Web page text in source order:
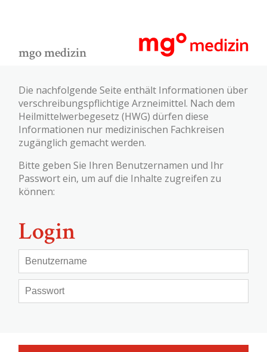
mgo medizin
Die nachfolgende Seite enthält Informationen über
verschreibungspflichtige Arzneimittel. Nach dem
Heilmittelwerbegesetz (HWG) dürfen diese
Informationen nur medizinischen Fachkreisen
zugänglich gemacht werden.
Bitte geben Sie Ihren Benutzernamen und Ihr
Passwort ein, um auf die Inhalte zugreifen zu
können:
Login